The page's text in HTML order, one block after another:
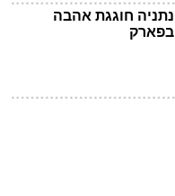
נתניה חוגגת אהבה
בפארק